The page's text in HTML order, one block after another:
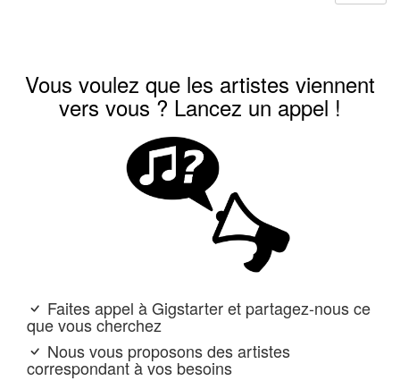
Vous voulez que les artistes viennent
vers vous ? Lancez un appel !
Faites appel à Gigstarter et partagez-nous ce
que vous cherchez
Nous vous proposons des artistes
correspondant à vos besoins